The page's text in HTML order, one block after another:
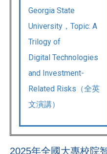
Georgia State
University，Topic: A
Trilogy of
Digital Technologies
and Investment-
Related Risks（全英
文演講）
2025年全國大專校院